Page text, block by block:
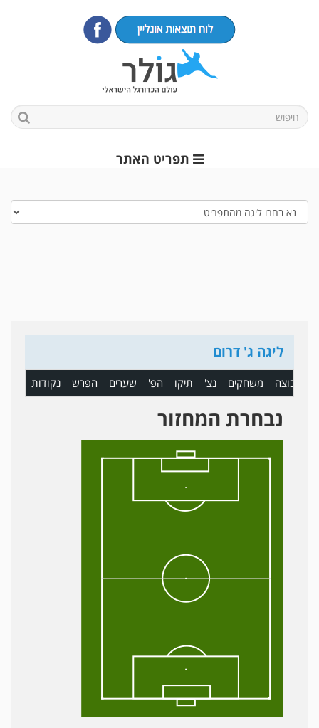
תפריט האתר
ליגה ג' דרום
קבוצה משחקים נצ' תיקו הפ' שערים הפרש נקודות
נבחרת המחזור